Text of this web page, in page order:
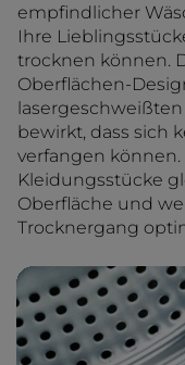
empfindlicher
Ihre
trocknen können.
Oberflächen-
bewirkt, dass sich
verfangen
Kleidungsstücke
Oberfläche und
Trocknergang